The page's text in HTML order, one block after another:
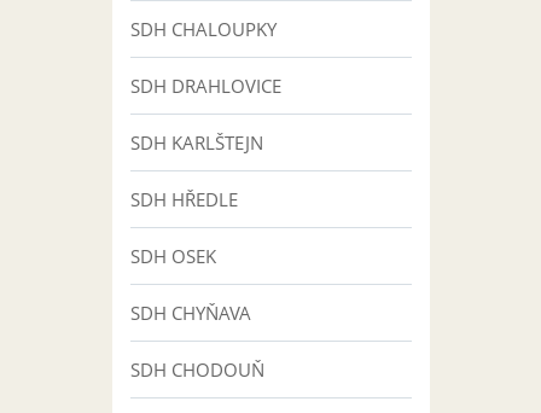
SDH CHALOUPKY
SDH DRAHLOVICE
SDH KARLŠTEJN
SDH HŘEDLE
SDH OSEK
SDH CHYŇAVA
SDH CHODOUŇ